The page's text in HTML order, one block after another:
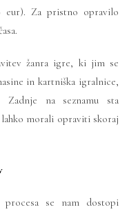
eur). Za pristno opravilo
žanra igre, ki jim se
in kartniška igralnice,
na seznamu sta
morali opraviti skoraj
procesa se nam dostopi